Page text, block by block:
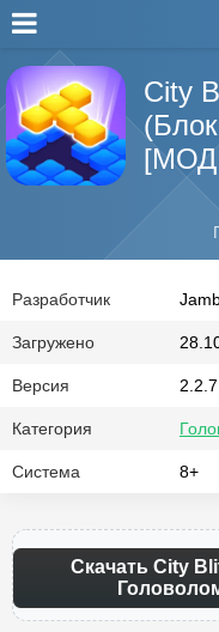
City
[МОД
Разработчик
Загружено
Версия 2.2.7
Категория
Система 8+
Скачать City